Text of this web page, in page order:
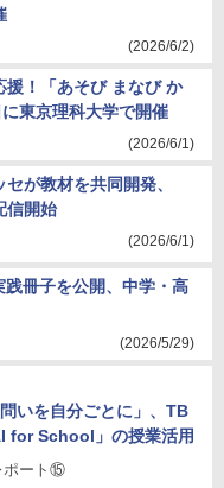
(2026/6/2)
援！「あそび まなび か
東京理科大学で開催
(2026/6/1)
が教材を共同開発、
信開始
(2026/6/1)
冊子を公開、中学・高
(2026/5/29)
いを自分ごとに」、TB
for School」の授業活用
ポート⑮